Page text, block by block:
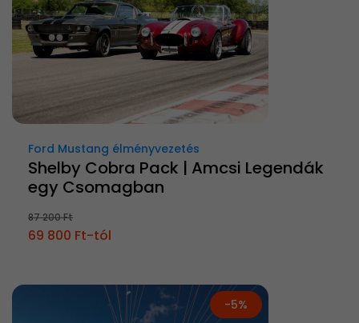
Ford Mustang élményvezetés
Shelby Cobra Pack | Amcsi Legendák
egy Csomagban
87 200 Ft
69 800 Ft-tól
-5%